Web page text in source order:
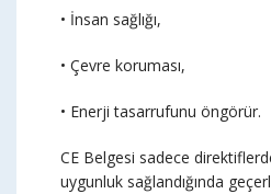
• İnsan sağlığı,
• Çevre koruması,
• Enerji tasarrufunu öngörür.
CE Belgesi sadece
uygunluk sağlandığında